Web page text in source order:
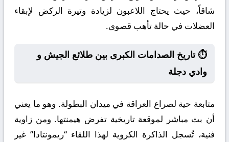
شاقاً، حيث يحتاج اللاعبون لزيادة وتيرة الركض لإبقاء
العضلات في حالة تأهب قصوى.
⏱️ تاريخ الصدامات الكبرى بين طلائع الجيش و
وادي دجلة
متابعة حية لصراع العراقة في ميدان البطولة. وهو ما يعني
أن بث مباشر لموقعة تاريخية تفرض هيمنتها. ومن زاوية
فنية، تُسجل الذاكرة الكروية لهذا اللقاء “ريمونتادا” غير